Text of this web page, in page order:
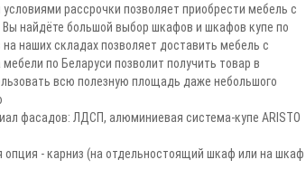
рассрочки позволяет приобрести мебель с
найдёте большой выбор шкафов и шкафов купе по
наших складах позволяет доставить мебель с
по Беларуси позволит получить товар в
всю полезную площадь даже небольшого
фасадов: ЛДСП, алюминиевая система-купе ARISTO
- карниз (на отдельностоящий шкаф или на шкаф